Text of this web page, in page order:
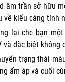
âm trần sở hữu
về kiểu dáng tính
lại cho bạn
và đặc biệt không
trạng thái
ấm áp và cuối